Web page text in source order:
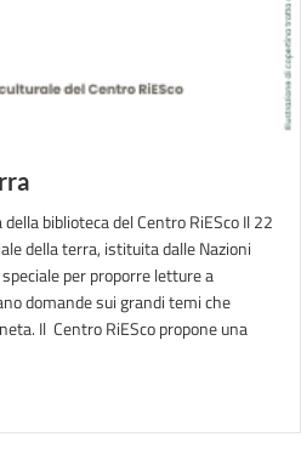
biblioteca del Centro RiESco Il 22
della terra, istituita dalle Nazioni
per proporre letture a
domande sui grandi temi che
Il Centro RiESco propone una